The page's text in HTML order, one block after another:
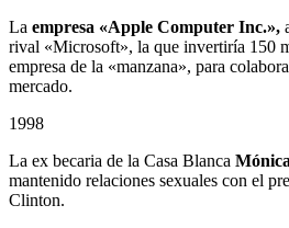
La empresa «Apple Computer Inc.»,
rival «Microsoft», la que invertiría 150
empresa de la «manzana», para
mercado.
1998
La ex becaria de la Casa Blanca
mantenido relaciones sexuales con el
Clinton.